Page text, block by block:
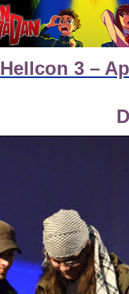
Hellcon 3 –